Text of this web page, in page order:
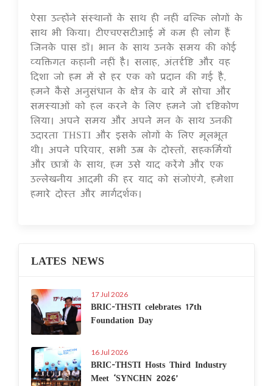
ऐसा उन्होंने संस्थानों के साथ ही नहीं बल्कि लोगों के
साथ भी किया। टीएचएसटीआई में कम ही लोग हैं
जिनके पास डॉ। भान के साथ उनके समय की कोई
व्यक्तिगत कहानी नहीं है। सलाह, अंतर्दृष्टि और वह
दिशा जो हम में से हर एक को प्रदान की गई है,
हमने कैसे अनुसंधान के क्षेत्र के बारे में सोचा और
समस्याओं को हल करने के लिए हमने जो दृष्टिकोण
लिया। अपने समय और अपने मन के साथ उनकी
उदारता THSTI और इसके लोगों के लिए मूलभूत
थी। अपने परिवार, सभी उम्र के दोस्तों, सहकर्मियों
और छात्रों के साथ, हम उसे याद करेंगे और एक
उल्लेखनीय आदमी की हर याद को संजोएंगे, हमेशा
हमारे दोस्त और मार्गदर्शक।
LATES NEWS
17 Jul 2026
BRIC-THSTI celebrates 17th
Foundation Day
16 Jul 2026
BRIC-THSTI Hosts Third Industry
Meet ‘SYNCHN 2026’